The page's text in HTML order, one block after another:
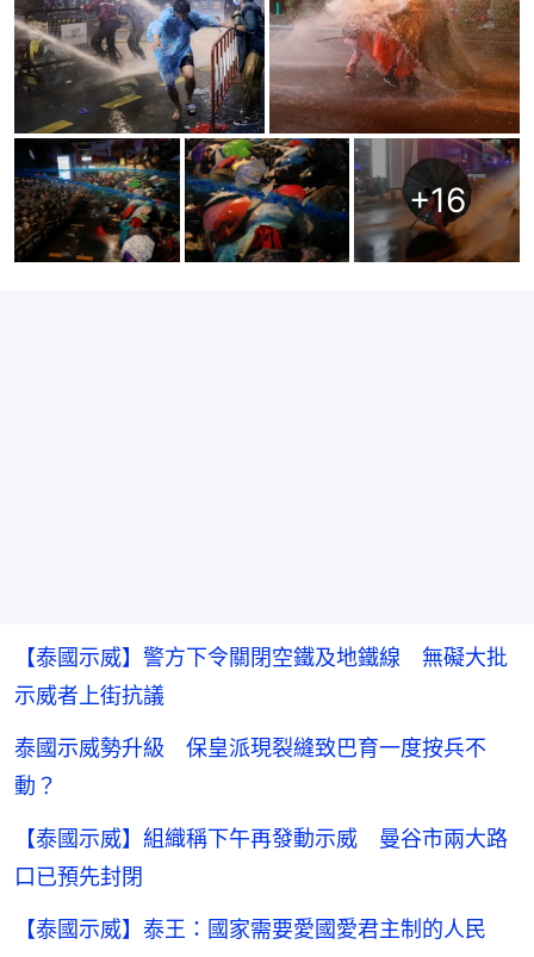
+16
【泰國示威】警方下令關閉空鐵及地鐵線 無礙大批
示威者上街抗議
泰國示威勢升級 保皇派現裂縫致巴育一度按兵不
動？
【泰國示威】組織稱下午再發動示威 曼谷市兩大路
口已預先封閉
【泰國示威】泰王：國家需要愛國愛君主制的人民